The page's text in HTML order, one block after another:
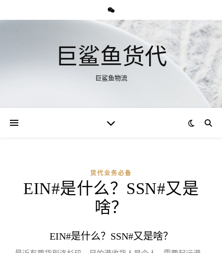
巨鲨鱼货代
巨鲨鱼物流
货代业务必备
EIN#是什么？SSN#又是
啥？
EIN#是什么？SSN#又是啥？